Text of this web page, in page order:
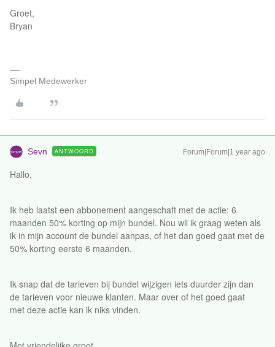
Groet,
Bryan
Simpel Medewerker
Sevn ANTWOORD Forum|Forum|1 year ago
Hallo,
Ik heb laatst een abbonement aangeschaft met de actie: 6
maanden 50% korting op mijn bundel. Nou wil ik graag weten als
ik in mijn account de bundel aanpas, of het dan goed gaat met de
50% korting eerste 6 maanden.
Ik snap dat de tarieven bij bundel wijzigen iets duurder zijn dan
de tarieven voor nieuwe klanten. Maar over of het goed gaat
met deze actie kan ik niks vinden.